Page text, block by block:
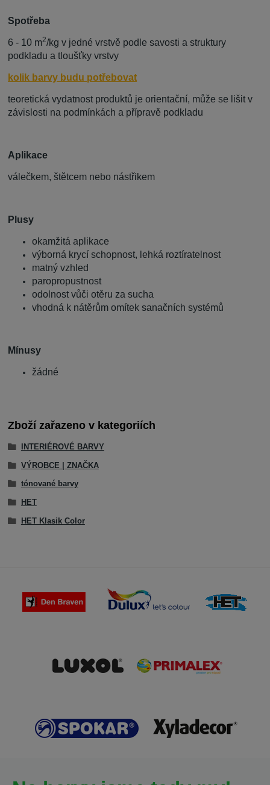
Spotřeba
6 - 10 m2/kg v jedné vrstvě podle savosti a struktury
podkladu a tloušťky vrstvy
kolik barvy budu potřebovat
teoretická vydatnost produktů je orientační, může se lišit v
závislosti na podmínkách a přípravě podkladu
Aplikace
válečkem, štětcem nebo nástřikem
Plusy
okamžitá aplikace
výborná krycí schopnost, lehká roztíratelnost
matný vzhled
paropropustnost
odolnost vůči otěru za sucha
vhodná k nátěrům omítek sanačních systémů
Mínusy
žádné
Zboží zařazeno v kategoriích
INTERIÉROVÉ BARVY
VÝROBCE | ZNAČKA
tónované barvy
HET
HET Klasik Color